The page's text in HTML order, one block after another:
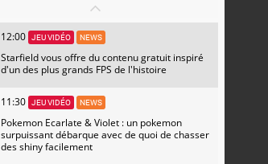
12:00 JEU VIDÉO NEWS
Starfield vous offre du contenu gratuit inspiré
d'un des plus grands FPS de l'histoire
11:30 JEU VIDÉO NEWS
Pokemon Ecarlate & Violet : un pokemon
surpuissant débarque avec de quoi de chasser
des shiny facilement